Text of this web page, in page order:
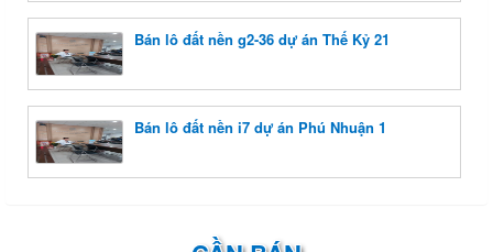
Bán lô đất nền g2-36 dự án Thế Kỷ 21
Bán lô đất nền i7 dự án Phú Nhuận 1